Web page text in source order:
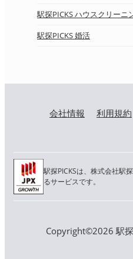
駅探PICKS ハウスクリーニ
駅探PICKS 婚活
会社情報 利用規約
駅探PICKSは、株式会社駅
るサービスです。
Copyright©2026 駅